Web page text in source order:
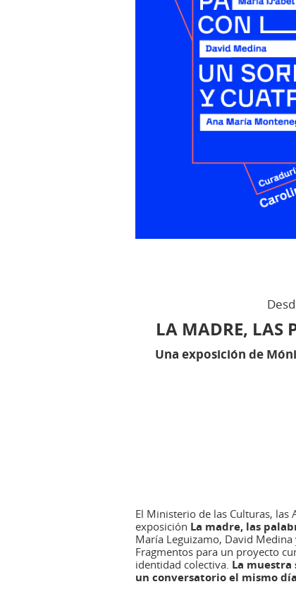
LA MADRE, LAS
Una exposición de
El Ministerio de las Culturas, las
exposición La madre, las
María Leguizamo, David
Fragmentos para un proyecto
identidad colectiva. La muestra
un conversatorio el mismo